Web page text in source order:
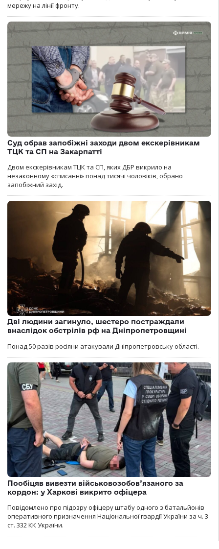
мережу на лінії фронту.
Суд обрав запобіжні заходи двом екскерівникам
ТЦК та СП на Закарпатті
Двом екскерівникам ТЦК та СП, яких ДБР викрило на
незаконному «списанні» понад тисячі чоловіків, обрано
запобіжний захід.
Дві людини загинуло, шестеро постраждали
внаслідок обстрілів рф на Дніпропетровщині
Понад 50 разів росіяни атакували Дніпропетровську області.
Пообіцяв вивезти військовозобов’язаного за
кордон: у Харкові викрито офіцера
Повідомлено про підозру офіцеру штабу одного з батальйонів
оперативного призначення Національної гвардії України за ч. 3
ст. 332 КК України.